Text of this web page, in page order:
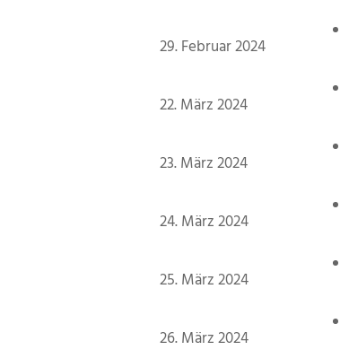
29. Februar 2024
22. März 2024
23. März 2024
24. März 2024
25. März 2024
26. März 2024